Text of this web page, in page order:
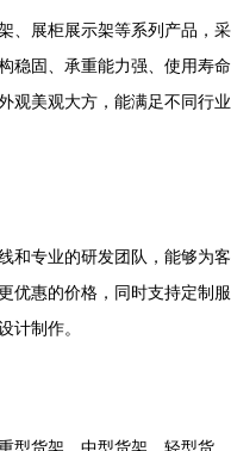
、展柜展示架等系列产品，采
稳固、承重能力强、使用寿命
观美观大方，能满足不同行业
和专业的研发团队，能够为客
优惠的价格，同时支持定制服
计制作。